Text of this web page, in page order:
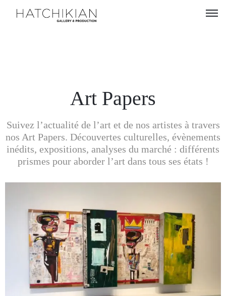
Visitez
notre
Art
Magazine
Contact
Art Papers
Suivez l’actualité de l’art et de nos artistes à travers
nos Art Papers. Découvertes culturelles, évènements
inédits, expositions, analyses du marché : différents
prismes pour aborder l’art dans tous ses états !